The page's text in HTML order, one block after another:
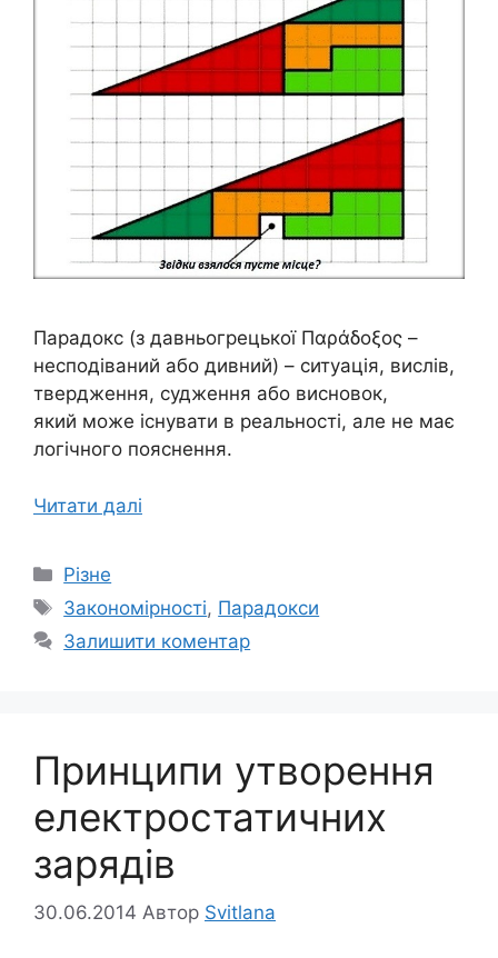
Парадокс (з давньогрецької Παράδοξος –
несподіваний або дивний) – ситуація, вислів,
твердження, судження або висновок,
який може існувати в реальності, але не має
логічного пояснення.
Читати далі
Категорії
Різне
Позначки
Закономірності, Парадокси
Залишити коментар
Принципи утворення
електростатичних
зарядів
30.06.2014 Автор Svitlana